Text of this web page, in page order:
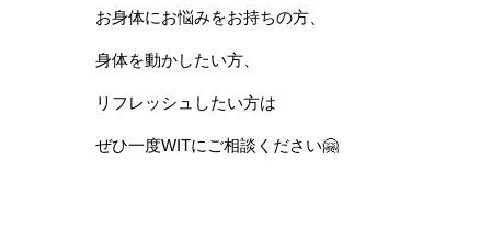
お身体にお悩みをお持ちの方、
身体を動かしたい方、
リフレッシュしたい方は
ぜひ一度WITにご相談ください🤗